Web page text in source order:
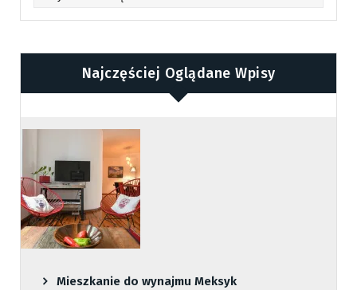
Najczęściej Oglądane Wpisy
Mieszkanie do wynajmu Meksyk